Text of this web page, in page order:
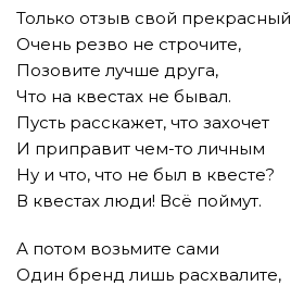
Только отзыв свой прекрасный
Очень резво не строчите,
Позовите лучше друга,
Что на квестах не бывал.
Пусть расскажет, что захочет
И приправит чем-то личным
Ну и что, что не был в квесте?
В квестах люди! Всё поймут.
А потом возьмите сами
Один бренд лишь расхвалите,